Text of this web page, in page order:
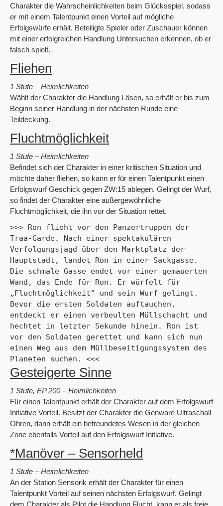
Charakter die Wahrscheinlichkeiten beim Glücksspiel, sodass
er mit einem Talentpunkt einen Vorteil auf mögliche
Erfolgswürfe erhält. Beteiligte Spieler oder Zuschauer können
mit einer erfolgreichen Handlung Untersuchen erkennen, ob er
falsch spielt.
Fliehen
1 Stufe – Heimlichkeiten
Wählt der Charakter die Handlung Lösen, so erhält er bis zum
Beginn seiner Handlung in der nächsten Runde eine
Teildeckung.
Fluchtmöglichkeit
1 Stufe – Heimlichkeiten
Befindet sich der Charakter in einer kritischen Situation und
möchte daher fliehen, so kann er für einen Talentpunkt einen
Erfolgswurf Geschick gegen ZW:15 ablegen. Gelingt der Wurf,
so findet der Charakter eine außergewöhnliche
Fluchtmöglichkeit, die ihn vor der Situation rettet.
>>> Ron flieht vor den Panzertruppen der
Traa-Garde. Nach einer spektakulären
Verfolgungsjagd über den Marktplatz der
Hauptstadt, landet Ron in einer Sackgasse.
Die schmale Gasse endet vor einer gemauerten
Wand, das Ende für Ron. Er würfelt für
„Fluchtmöglichkeit" und sein Wurf gelingt.
Bevor die ersten Soldaten auftauchen,
entdeckt er einen verbeulten Müllschacht und
hechtet in letzter Sekunde hinein. Ron ist
vor den Soldaten gerettet und kann sich nun
einen Weg aus dem Müllbeseitigungssystem des
Planeten suchen. <<<
Gesteigerte Sinne
1 Stufe, EP 200 – Heimlichkeiten
Für einen Talentpunkt erhält der Charakter auf dem Erfolgswurf
Initiative Vorteil. Besitzt der Charakter die Genware Ultraschall
Ohren, dann erhält ein befreundetes Wesen in der gleichen
Zone ebenfalls Vorteil auf den Erfolgswurf Initiative.
*Manöver – Sensorheld
1 Stufe – Heimlichkeiten
An der Station Sensorik erhält der Charakter für einen
Talentpunkt Vorteil auf seinen nächsten Erfolgswurf. Gelingt